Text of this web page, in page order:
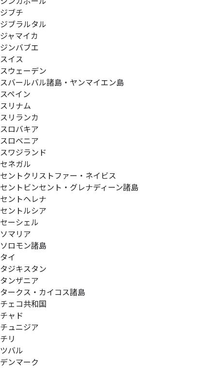
ジブチ
ジブラルタル
ジャマイカ
ジンバブエ
スイス
スウェーデン
スバールバル諸島・ヤンマイエン島
スペイン
スリナム
スリランカ
スロバキア
スロベニア
スワジランド
セネガル
セントクリストファー・ネイビス
セントビンセント・グレナディーン諸島
セントヘレナ
セントルシア
セーシェル
ソマリア
ソロモン諸島
タイ
タジキスタン
タンザニア
タークス・カイコス諸島
チェコ共和国
チャド
チュニジア
チリ
ツバル
デンマーク